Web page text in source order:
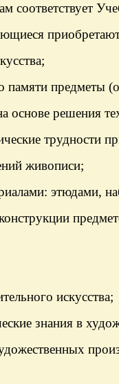
соответствует
памяти предметы
основе решения
трудности
живописи;
этюдами,
искусства;
знания в